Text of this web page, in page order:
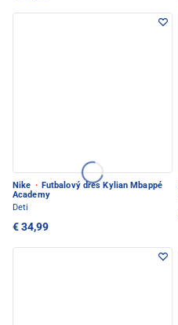
Nike · Futbalový dres Kylian Mbappé
Academy
Deti
€ 34,99